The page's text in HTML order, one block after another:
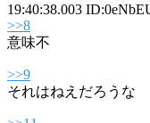
19:40:38.003
>>8
意味不
>>9
それはねえだろうな